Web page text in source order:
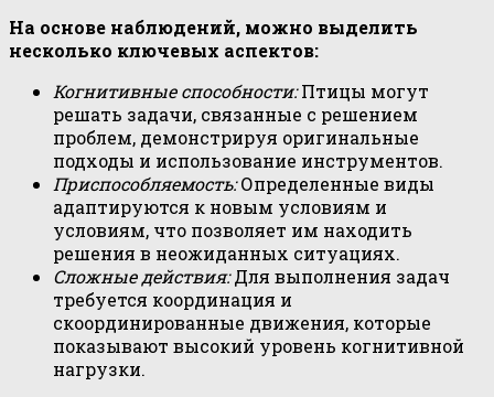
На основе наблюдений, можно выделить
несколько ключевых аспектов:
Когнитивные способности:Птицы могут
решать задачи, связанные с решением
проблем, демонстрируя оригинальные
подходы и использование инструментов.
Приспособляемость:Определенные виды
адаптируются к новым условиям и
условиям, что позволяет им находить
решения в неожиданных ситуациях.
Сложные действия:Для выполнения задач
требуется координация и
скоординированные движения, которые
показывают высокий уровень когнитивной
нагрузки.